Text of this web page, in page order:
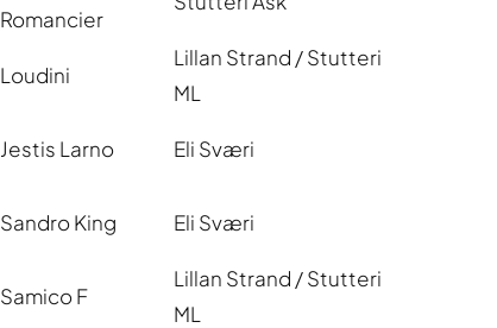
Romancier
Loudini
Lillan Strand / Stutteri
ML
Jestis Larno Eli Sværi
Sandro King Eli Sværi
Samico F
Lillan Strand / Stutteri
ML